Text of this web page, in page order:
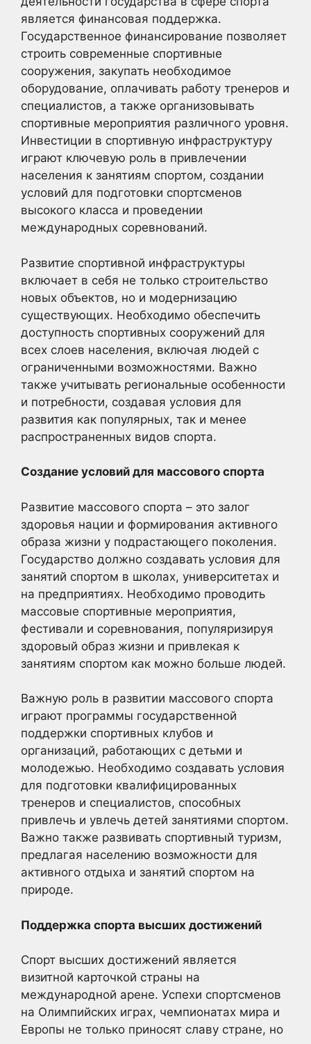
является финансовая поддержка.
Государственное финансирование позволяет
строить современные спортивные
сооружения, закупать необходимое
оборудование, оплачивать работу тренеров и
специалистов, а также организовывать
спортивные мероприятия различного уровня.
Инвестиции в спортивную инфраструктуру
играют ключевую роль в привлечении
населения к занятиям спортом, создании
условий для подготовки спортсменов
высокого класса и проведении
международных соревнований.
Развитие спортивной инфраструктуры
включает в себя не только строительство
новых объектов, но и модернизацию
существующих. Необходимо обеспечить
доступность спортивных сооружений для
всех слоев населения, включая людей с
ограниченными возможностями. Важно
также учитывать региональные особенности
и потребности, создавая условия для
развития как популярных, так и менее
распространенных видов спорта.
Создание условий для массового спорта
Развитие массового спорта – это залог
здоровья нации и формирования активного
образа жизни у подрастающего поколения.
Государство должно создавать условия для
занятий спортом в школах, университетах и
на предприятиях. Необходимо проводить
массовые спортивные мероприятия,
фестивали и соревнования, популяризируя
здоровый образ жизни и привлекая к
занятиям спортом как можно больше людей.
Важную роль в развитии массового спорта
играют программы государственной
поддержки спортивных клубов и
организаций, работающих с детьми и
молодежью. Необходимо создавать условия
для подготовки квалифицированных
тренеров и специалистов, способных
привлечь и увлечь детей занятиями спортом.
Важно также развивать спортивный туризм,
предлагая населению возможности для
активного отдыха и занятий спортом на
природе.
Поддержка спорта высших достижений
Спорт высших достижений является
визитной карточкой страны на
международной арене. Успехи спортсменов
на Олимпийских играх, чемпионатах мира и
Европы не только приносят славу стране, но